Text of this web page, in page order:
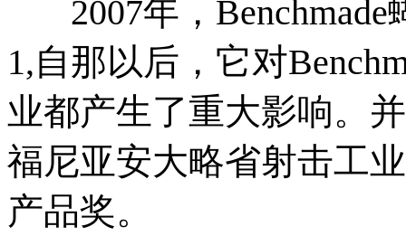
2007年，Benchmade
1,自那以后，它对
业都产生了重大影响。
福尼亚安大略省射击工
产品奖。